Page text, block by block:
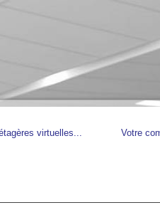
virtuelles...
Votre